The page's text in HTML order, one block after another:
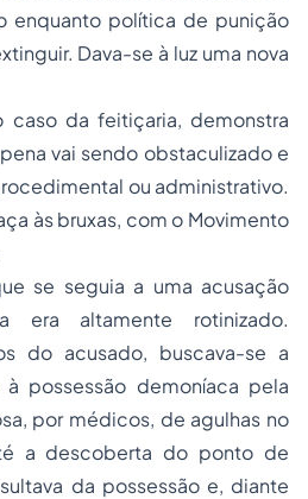
enquanto política de punição
Dava-se à luz uma nova
caso da feitiçaria, demonstra
vai sendo obstaculizado e
ou administrativo.
às bruxas, com o Movimento
se seguia a uma acusação
era altamente rotinizado.
do acusado, buscava-se a
possessão demoníaca pela
por médicos, de agulhas no
a descoberta do ponto de
da possessão e, diante